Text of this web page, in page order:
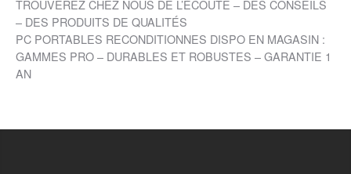
TROUVEREZ CHEZ NOUS DE L’ÉCOUTE – DES CONSEILS
– DES PRODUITS DE QUALITÉS
PC PORTABLES RECONDITIONNES DISPO EN MAGASIN :
GAMMES PRO – DURABLES ET ROBUSTES – GARANTIE 1
AN